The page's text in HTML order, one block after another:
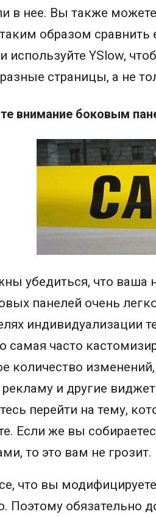
в нее. Вы также
образом сравнить
используйте YSlow,
страницы, а не
внимание боковым
убедиться, что ваша
панелей очень
индивидуализации
самая часто
количество
и другие
перейти на тему,
Если же вы
то это вам не грозит.
что вы
Поэтому обязательно